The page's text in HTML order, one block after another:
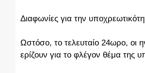
Διαφωνίες για την
Ωστόσο, το τελευταίο 24ωρο,
ερίζουν για το φλέγον θέμα της